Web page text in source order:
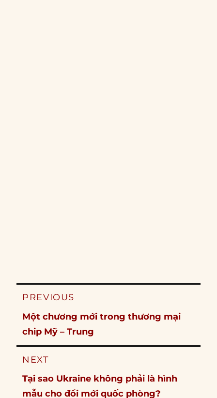
Post
PREVIOUS
Previous
post:
Một chương mới trong thương mại
chip Mỹ – Trung
NEXT
Next
post:
Tại sao Ukraine không phải là hình
mẫu cho đổi mới quốc phòng?